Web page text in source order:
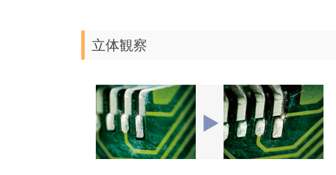
立体観察